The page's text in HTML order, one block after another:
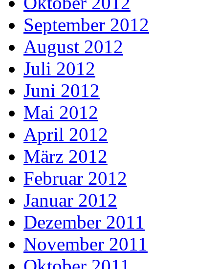
September 2012
August 2012
Juli 2012
Juni 2012
Mai 2012
April 2012
März 2012
Februar 2012
Januar 2012
Dezember 2011
November 2011